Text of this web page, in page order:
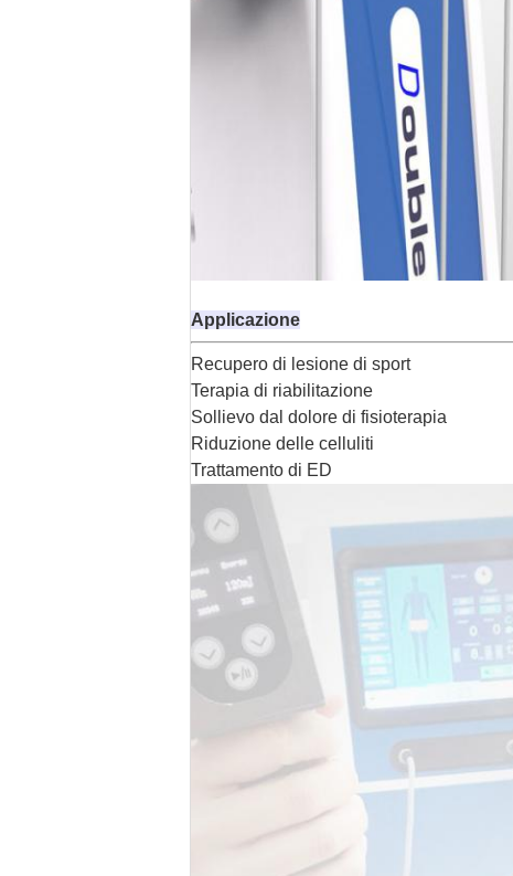
Applicazione
Recupero di lesione di sport
Terapia di riabilitazione
Sollievo dal dolore di fisioterapia
Riduzione delle celluliti
Trattamento di ED